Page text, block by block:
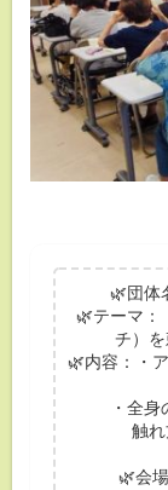
🌿団体
🌿テーマ：
チ）を
🌿内容：・
・全
触
🌿会